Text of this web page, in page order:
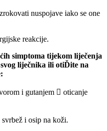
nuspojave iako se one
reakcije.
simptoma tijekom liječenja
liječnika ili otiĎite na
i gutanjem  oticanje
i osip na koži.